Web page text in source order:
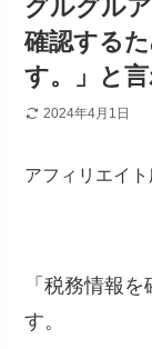
グルグル
確認する
す。」と
2024年4月1日
アフィリエイ
「税務情報
す。